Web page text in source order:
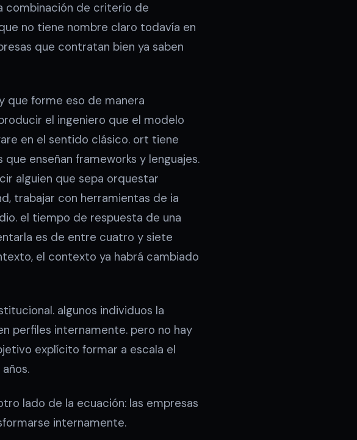
combinación de criterio de
no tiene nombre claro todavía en
que contratan bien ya saben
que forme eso de manera
el ingeniero que el modelo
en el sentido clásico. ort tiene
enseñan frameworks y lenguajes.
alguien que sepa orquestar
trabajar con herramientas de ia
el tiempo de respuesta de una
es de entre cuatro y siete
el contexto ya habrá cambiado
algunos individuos la
perfiles internamente. pero no hay
explícito formar a escala el
lado de la ecuación: las empresas
internamente.